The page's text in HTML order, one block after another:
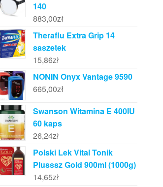
140
883,00zł
Theraflu Extra Grip 14
saszetek
15,86zł
NONIN Onyx Vantage 9590
665,00zł
Swanson Witamina E 400IU
60 kaps
26,24zł
Polski Lek Vital Tonik
Plusssz Gold 900ml (1000g)
14,65zł